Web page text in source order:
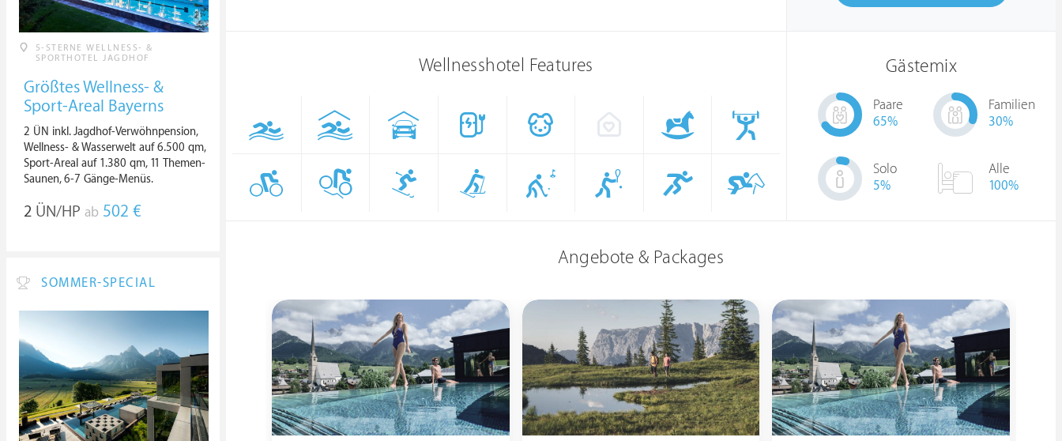
Wellnesshotel Features Gästemix
Paare
65%
Familien
30%
Solo
5%
Alle
100%
Angebote & Packages
5-STERNE WELLNESS- &
SPORTHOTEL JAGDHOF
Größtes Wellness- &
Sport-Areal Bayerns
2 ÜN inkl. Jagdhof-Verwöhnpension,
Wellness- & Wasserwelt auf 6.500 qm,
Sport-Areal auf 1.380 qm, 11 Themen-
Saunen, 6-7 Gänge-Menüs.
2 ÜN/HP ab 502 €
SOMMER-SPECIAL